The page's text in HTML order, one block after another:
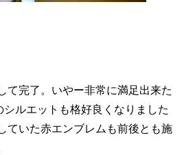
て完了。いやー非常に満足出来た
ルエットも格好良くなりました
ていた赤エンブレムも前後とも施